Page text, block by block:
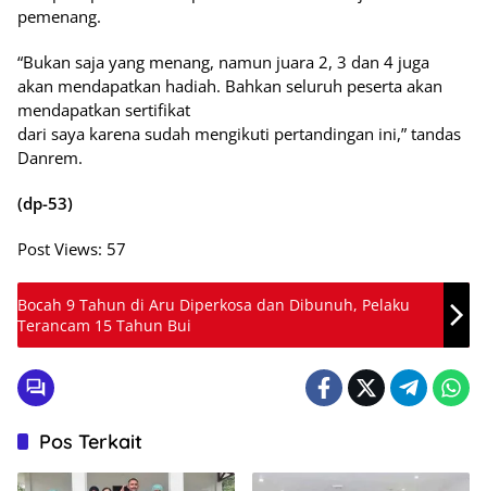
pemenang.
“Bukan saja yang menang, namun juara 2, 3 dan 4 juga
akan mendapatkan hadiah. Bahkan seluruh peserta akan
mendapatkan sertifikat
dari saya karena sudah mengikuti pertandingan ini,” tandas
Danrem.
(dp-53)
Post Views: 57
Bocah 9 Tahun di Aru Diperkosa dan Dibunuh, Pelaku
Terancam 15 Tahun Bui
Pos Terkait